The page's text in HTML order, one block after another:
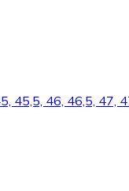
46, 46,5, 47,